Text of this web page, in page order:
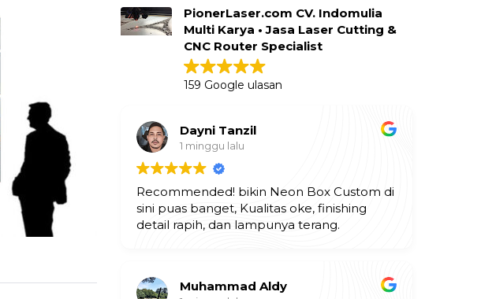
PionerLaser.com CV. Indomulia
Multi Karya • Jasa Laser Cutting &
CNC Router Specialist
159 Google ulasan
Dayni Tanzil
1 minggu lalu
Recommended! bikin Neon Box Custom di
sini puas banget, Kualitas oke, finishing
detail rapih, dan lampunya terang.
Muhammad Aldy